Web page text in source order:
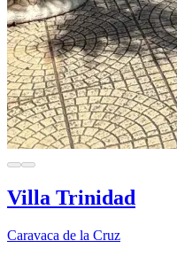
Villa Trinidad
Caravaca de la Cruz